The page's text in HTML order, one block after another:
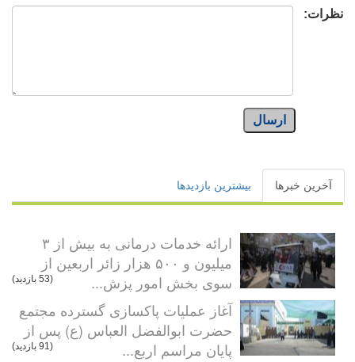
نظرات:
ارسال
آخرین خبرها بیشترین بازدیدها
ارائه خدمات درمانی به بیش از ۳
میلیون و ۵۰۰ هزار زائر اربعین از
سوی بخش امور پزش...
(53 بازدید)
آغاز عملیات پاکسازی گسترده مجتمع
حضرت ابوالفضل العباس (ع) پس از
پایان مراسم اربع...
(91 بازدید)